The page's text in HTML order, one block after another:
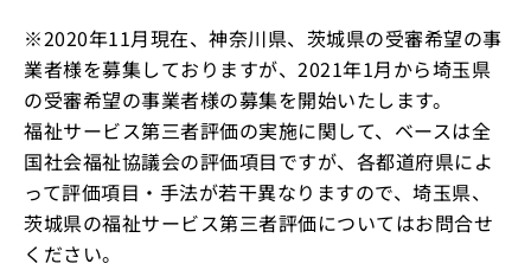
※2020年11月現在、神奈川県、茨城県の受審希望の事
業者様を募集しておりますが、2021年1月から埼玉県
の受審希望の事業者様の募集を開始いたします。
福祉サービス第三者評価の実施に関して、ベースは全
国社会福祉協議会の評価項目ですが、各都道府県によ
って評価項目・手法が若干異なりますので、埼玉県、
茨城県の福祉サービス第三者評価についてはお問合せ
ください。